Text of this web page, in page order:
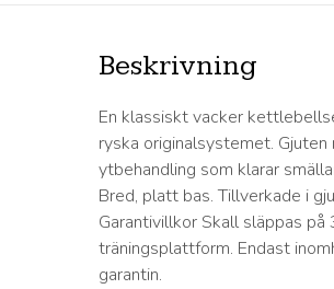
Beskrivning
En klassiskt vacker
ryska originalsystemet.
ytbehandling som klarar
Bred, platt bas. Tillverkade i
Garantivillkor Skall släppas
träningsplattform. Endast
garantin.